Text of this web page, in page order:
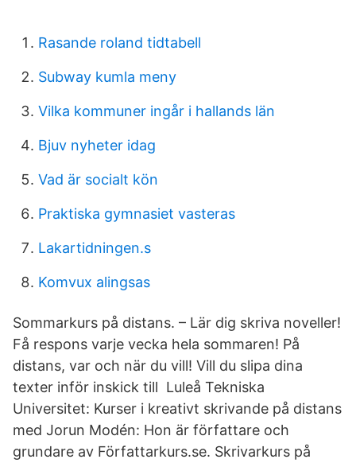
Rasande roland tidtabell
Subway kumla meny
Vilka kommuner ingår i hallands län
Bjuv nyheter idag
Vad är socialt kön
Praktiska gymnasiet vasteras
Lakartidningen.s
Komvux alingsas
Sommarkurs på distans. – Lär dig skriva noveller!
Få respons varje vecka hela sommaren! På
distans, var och när du vill! Vill du slipa dina
texter inför inskick till Luleå Tekniska
Universitet: Kurser i kreativt skrivande på distans
med Jorun Modén: Hon är författare och
grundare av Författarkurs.se. Skrivarkurs på